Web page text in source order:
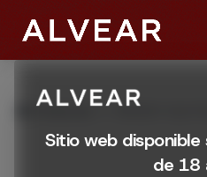
Sitio web
de 18
Productos
WHISKY OLD